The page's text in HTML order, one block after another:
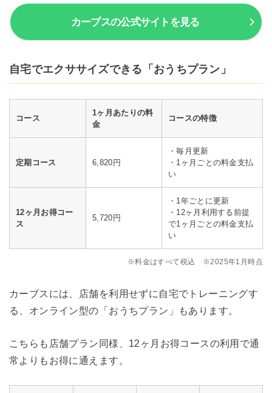
カーブスの公式サイトを見る
自宅でエクササイズできる「おうちプラン」
コース
1ヶ月あたりの料
金
コースの特徴
定期コース 6,820円
・毎月更新
・1ヶ月ごとの料金支払
い
12ヶ月お得コー
ス
5,720円
・1年ごとに更新
・12ヶ月利用する前提
で1ヶ月ごとの料金支払
い
※料金はすべて税込 ※2025年1月時点
カーブスには、店舗を利用せずに自宅でトレーニングす
る、オンライン型の「おうちプラン」もあります。
こちらも店舗プラン同様、12ヶ月お得コースの利用で通
常よりもお得に通えます。